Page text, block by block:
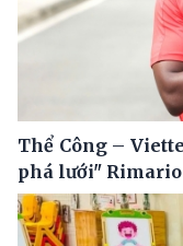
Thể Công –
phá lưới"